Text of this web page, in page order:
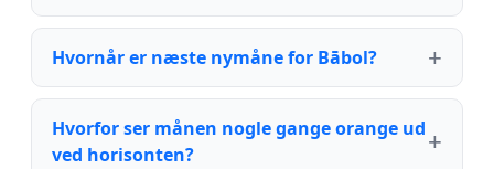
Hvornår er næste nymåne for Bābol?
Hvorfor ser månen nogle gange orange ud
ved horisonten?